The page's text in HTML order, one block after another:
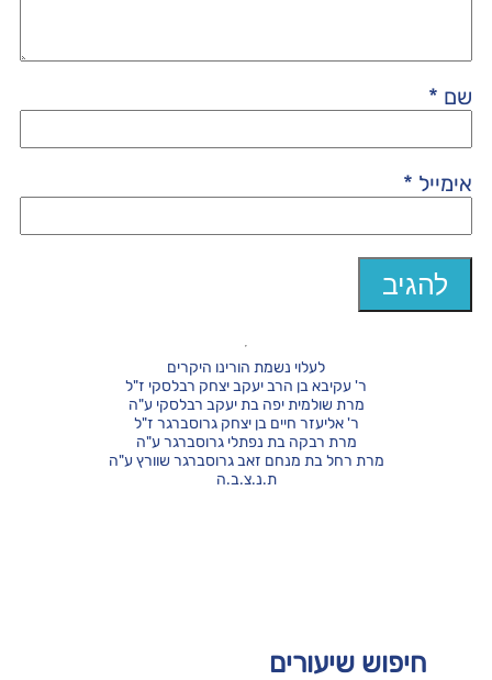
שם *
אימייל *
חיפוש שיעורים
לעלוי נשמת הורינו היקרים
ר' עקיבא בן הרב יעקב יצחק רבלסקי ז"ל
מרת שולמית יפה בת יעקב רבלסקי ע"ה
ר' אליעזר חיים בן יצחק גרוסברגר ז"ל
מרת רבקה בת נפתלי גרוסברגר ע"ה
מרת רחל בת מנחם זאב גרוסברגר שוורץ ע"ה
ת.נ.צ.ב.ה